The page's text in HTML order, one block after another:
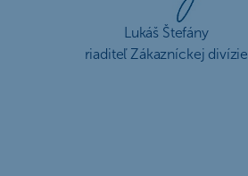
Lukáš Štefány
riaditeľ Zákazníckej divízie